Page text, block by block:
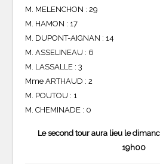
M. MELENCHON : 29
M. HAMON : 17
M. DUPONT-AIGNAN : 14
M. ASSELINEAU : 6
M. LASSALLE : 3
Mme ARTHAUD : 2
M. POUTOU : 1
M. CHEMINADE : 0
Le second tour aura lieu le
19h00